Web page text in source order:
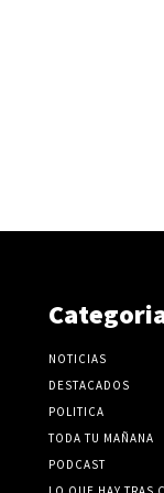
NOTICIAS
DESTACADOS
POLITICA
TODA TU MAÑANA
PODCAST